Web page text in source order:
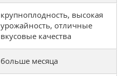
крупноплодность, высокая
урожайность, отличные
вкусовые качества
больше месяца